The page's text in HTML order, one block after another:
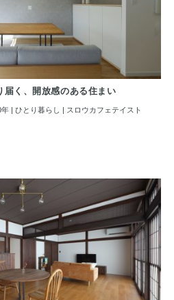
く、開放感のある住まい
| ひとり暮らし | スロウカフェテイスト